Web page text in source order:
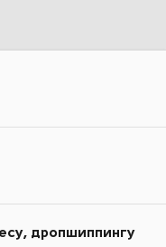
дропшиппингу